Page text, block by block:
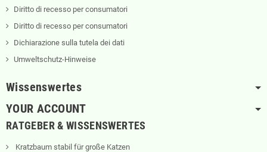
Diritto di recesso per consumatori
Diritto di recesso per consumatori
Dichiarazione sulla tutela dei dati
Umweltschutz-Hinweise
Wissenswertes
YOUR ACCOUNT
RATGEBER & WISSENSWERTES
Kratzbaum stabil für große Katzen